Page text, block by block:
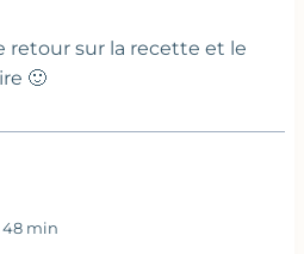
retour sur la recette et le
🙂
48 min